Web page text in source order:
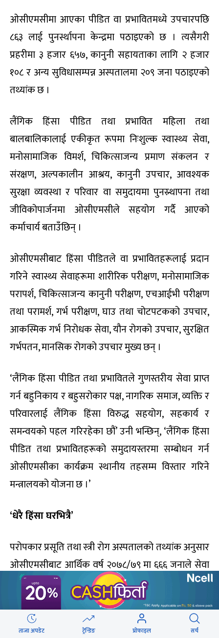
ओसीएमसीमा आएका पीडित वा प्रभावितमध्ये उपचारपछि
८६३ लाई पुनर्स्थापना केन्द्रमा पठाइएको छ । त्यसैगरी
प्रहरीमा ३ हजार ६५७, कानुनी सहायताका लागि २ हजार
१०८ र अन्य सुविधासम्पन्न अस्पतालमा २०९ जना पठाइएको
तथ्यांक छ ।
लैंगिक हिंसा पीडित तथा प्रभावित महिला तथा
बालबालिकालाई एकीकृत रूपमा निःशुल्क स्वास्थ्य सेवा,
मनोसामाजिक विमर्श, चिकित्साजन्य प्रमाण संकलन र
संरक्षण, अल्पकालीन आश्रय, कानुनी उपचार, आवश्यक
सुरक्षा व्यवस्था र परिवार वा समुदायमा पुनस्र्थापना तथा
जीविकोपार्जनमा ओसीएमसीले सहयोग गर्दै आएको
कर्माचार्य बताउँछिन् ।
ओसीएमसीबाट हिंसा पीडितले वा प्रभावितहरूलाई प्रदान
गरिने स्वास्थ्य सेवाहरूमा शारीरिक परीक्षण, मनोसामाजिक
परापर्श, चिकित्साजन्य कानुनी परीक्षण, एचआईभी परीक्षण
तथा परामर्श, गर्भ परीक्षण, घाउ तथा चोटपटकको उपचार,
आकस्मिक गर्भ निरोधक सेवा, यौन रोगको उपचार, सुरक्षित
गर्भपतन, मानसिक रोगको उपचार मुख्य छन् ।
‘लैंगिक हिंसा पीडित तथा प्रभावितले गुणस्तरीय सेवा प्राप्त
गर्न बहुनिकाय र बहुसरोकार पक्ष, नागरिक समाज, व्यक्ति र
परिवारलाई लैंगिक हिंसा विरुद्ध सहयोग, सहकार्य र
समन्वयको पहल गरिरहेका छौं’ उनी भन्छिन्, ‘लैंगिक हिंसा
पीडित तथा प्रभावितहरूको समुदायस्तरमा सम्बोधन गर्न
ओसीएमसीका कार्यक्रम स्थानीय तहसम्म विस्तार गरिने
मन्त्रालयको योजना छ ।’
‘धेरै हिंसा घरभित्रै’
परोपकार प्रसूति तथा स्त्री रोग अस्पतालको तथ्यांक अनुसार
ओसीएमसीबाट आर्थिक वर्ष २०७८/७९ मा ६६६ जनाले सेवा
लिएका छन् । जसमध्ये ५ वर्षमुनिका २३ जना, ६ देखि १०
वर्षसम्मका ५३ जना, १० देखि १८ वर्षका ३४८ जना, १५ देखि
५९ वर्षसम्मका २४५ जना र ६० वर्षभन्दा माथिका ३ जना
ताजा अपडेट ट्रेन्डिङ प्रोफाइल सर्च